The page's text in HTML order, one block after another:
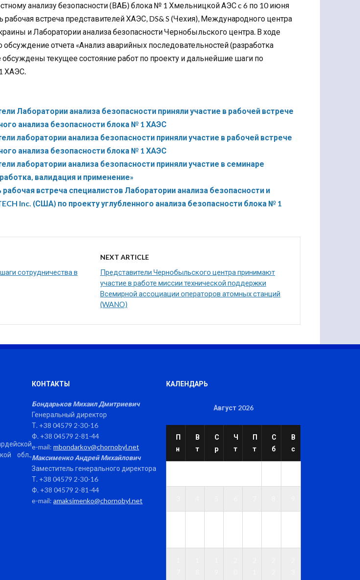
анализу безопасности (ВАБ) блока № 1 Хмельницкой АЭС c 6 по 10 июня
рабочая встреча представителей ХАЭС, DS& S (Чехия), Международного центра
и Лаборатории анализа безопасности Чернобыльского центра. В ходе
отчета «Анализ аварийных последовательностей (разработка
текущее состояние работ по проекту и дальнейшие шаги по
ХАЭС.
Лаборатории анализа безопасности приняли участие в рабочей встрече
анализа безопасности блока № 1 ХАЭС
лаборатории анализа безопасности приняли участие в рабочей встрече
анализа безопасности блока № 1 ХАЭС
лаборатории анализа безопасности приняли участие в семинаре
валидация и применение»
рабочая встреча специалистов Лаборатории анализа безопасности и
Inc. (США) по проекту углубленного анализа безопасности блока № 1
сотрудничества в
NEXT ARTICLE
Представители Чернобыльского центра принимают
участие в работе миссии технической поддержки
Всемирной ассоциации операторов атомных станций
(WANO)
обл.,
КОНТАКТЫ
Бондарьков Михаил Дмитриевич
Генеральный директор
Т. +38 04579 2-30-16
Ф. +38 04579 2-81-44
e-mail: mbondarkov@chornobyl.net
Максименко Андрей Михайлович
Заместитель генерального директора
Т. +38 04579 2-30-16
Ф. +38 04579 2-81-44
e-mail: amaksimenko@chornobyl.net
КАЛЕНДАРЬ
Август 2026
П
н
В
т
С
р
Ч
т
П
т
С
б
В
с